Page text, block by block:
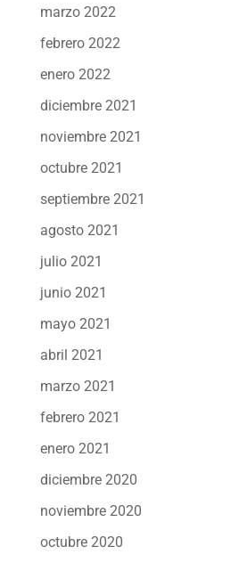
marzo 2022
febrero 2022
enero 2022
diciembre 2021
noviembre 2021
octubre 2021
septiembre 2021
agosto 2021
julio 2021
junio 2021
mayo 2021
abril 2021
marzo 2021
febrero 2021
enero 2021
diciembre 2020
noviembre 2020
octubre 2020